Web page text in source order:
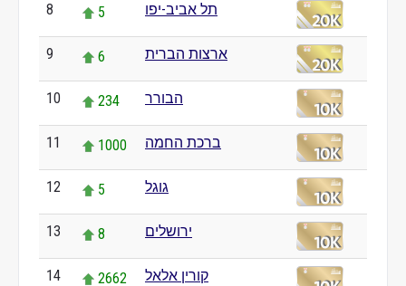
8 5 תל אביב-יפו
9 6 ארצות הברית
10 234 הבורר
11 1000 ברכת החמה
12 5 גוגל
13 8 ירושלים
14 2662 קורין אלאל